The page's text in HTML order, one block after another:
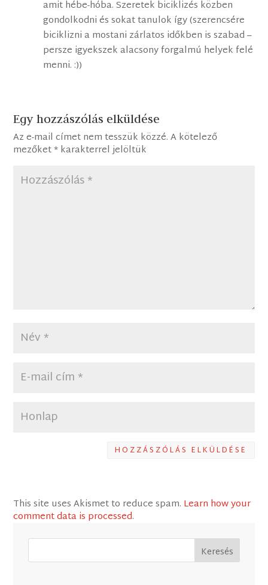
amit hébe-hóba. Szeretek biciklizés közben
gondolkodni és sokat tanulok így (szerencsére
biciklizni a mostani zárlatos időkben is szabad –
persze igyekszek alacsony forgalmú helyek felé
menni. :))
Egy hozzászólás elküldése
Az e-mail címet nem tesszük közzé. A kötelező
mezőket*karakterrel jelöltük
HOZZÁSZÓLÁS ELKÜLDÉSE
This site uses Akismet to reduce spam. Learn how your
comment data is processed.